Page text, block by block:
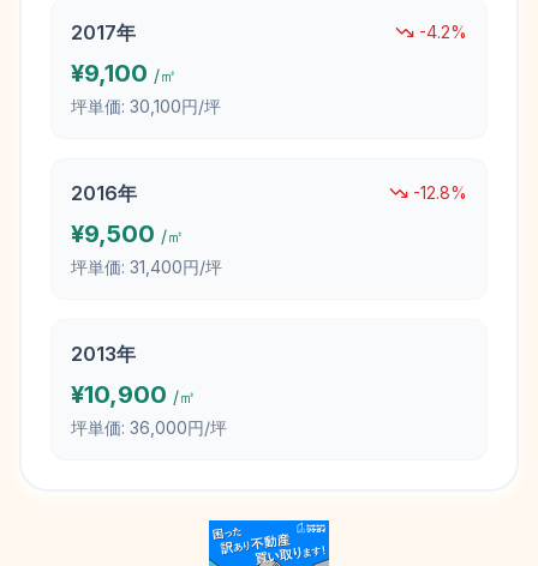
2017年 -4.2%
¥9,100 /㎡
坪単価: 30,100円/坪
2016年 -12.8%
¥9,500 /㎡
坪単価: 31,400円/坪
2013年
¥10,900 /㎡
坪単価: 36,000円/坪